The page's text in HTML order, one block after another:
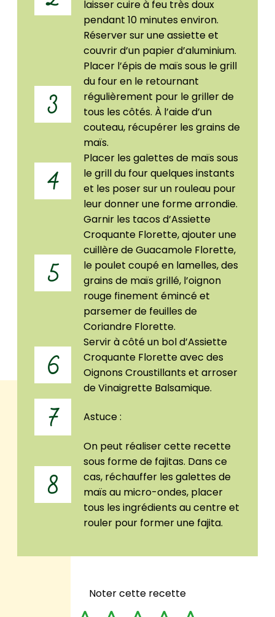
laisser cuire à feu très doux
pendant 10 minutes environ.
Réserver sur une assiette et
couvrir d’un papier d’aluminium.
3
Placer l’épis de maïs sous le grill
du four en le retournant
régulièrement pour le griller de
tous les côtés. À l’aide d’un
couteau, récupérer les grains de
maïs.
4
Placer les galettes de maïs sous
le grill du four quelques instants
et les poser sur un rouleau pour
leur donner une forme arrondie.
5
Garnir les tacos d’Assiette
Croquante Florette, ajouter une
cuillère de Guacamole Florette,
le poulet coupé en lamelles, des
grains de maïs grillé, l’oignon
rouge finement émincé et
parsemer de feuilles de
Coriandre Florette.
6
Servir à côté un bol d’Assiette
Croquante Florette avec des
Oignons Croustillants et arroser
de Vinaigrette Balsamique.
7 Astuce :
8
On peut réaliser cette recette
sous forme de fajitas. Dans ce
cas, réchauffer les galettes de
maïs au micro-ondes, placer
tous les ingrédients au centre et
rouler pour former une fajita.
Noter cette recette